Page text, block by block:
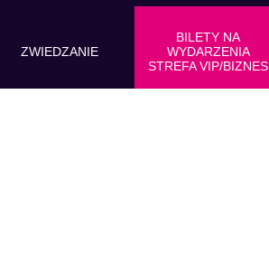
ZWIEDZANIE
BILETY NA
WYDARZENIA
STREFA VIP/BIZNES